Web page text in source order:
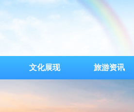
文化展现 旅游资讯